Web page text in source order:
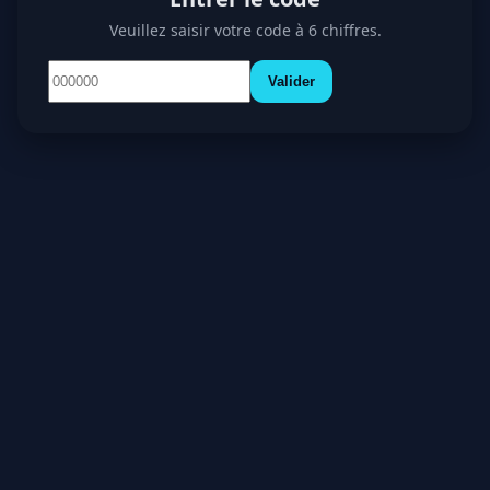
Veuillez saisir votre code à 6 chiffres.
Valider